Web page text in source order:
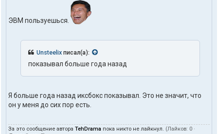
ЭВМ пользуешься.
Unsteelix писал(а):
показывал больше года назад
Я больше года назад иксбокс показывал. Это не значит, что
он у меня до сих пор есть.
За это сообщение автора TehDrama пока никто не лайкнул. (Лайков: 0 ·